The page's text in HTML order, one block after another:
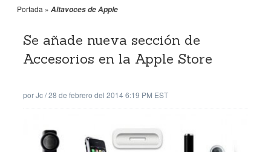
Portada » Altavoces de Apple
Se añade nueva sección de
Accesorios en la Apple Store
porJc/28 de febrero del 2014 6:19 PM EST